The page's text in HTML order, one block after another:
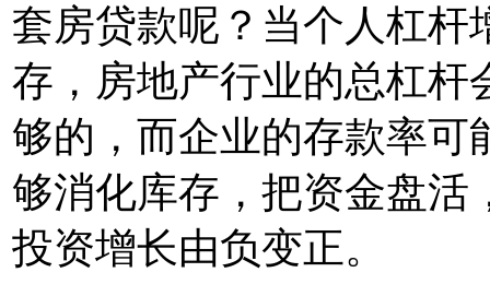
套房贷款呢？当个人杠杆
存，房地产行业的总杠杆
够的，而企业的存款率可
够消化库存，把资金盘活
投资增长由负变正。